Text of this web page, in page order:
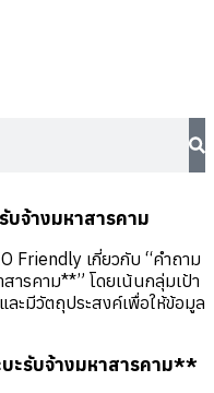
จ้างมหาสารคาม
Friendly เกี่ยวกับ “คำถาม
ารคาม**” โดยเน้นกลุ่มเป้า
ะมีวัตถุประสงค์เพื่อให้ข้อมูล
ะรับจ้างมหาสารคาม**